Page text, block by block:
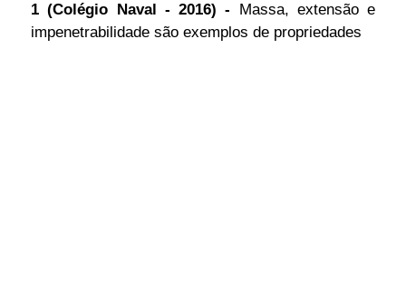
1 (Colégio Naval - 2016) - Massa, extensão e
impenetrabilidade são exemplos de propriedades